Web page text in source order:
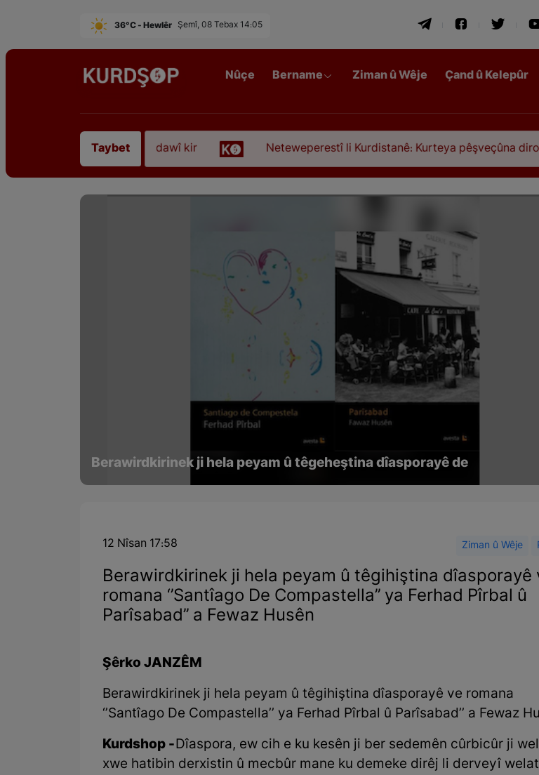
36°C - Hewlêr Şemî, 08 Tebax 14:05
Nûçe Bername Ziman û Wêje Çand û Kelepûr
Taybet
Sofyanî” koça dawî kir Neteweperestî li Kurdistanê: Kurteya pêşveçûna dirokî û
Berawirdkirinek ji hela peyam û têgeheştina dîasporayê de
12 Nîsan 17:58 Ziman û Wêje
Berawirdkirinek ji hela peyam û têgihiştina dîasporayê
romana ‘’Santîago De Compastella’’ ya Ferhad Pîrbal û
Parîsabad’’ a Fewaz Husên
Şêrko JANZÊM
Berawirdkirinek ji hela peyam û têgihiştina dîasporayê ve romana
‘’Santîago De Compastella’’ ya Ferhad Pîrbal û Parîsabad’’ a Fewaz
Kurdshop -Dîaspora, ew cih e ku kesên ji ber sedemên cûrbicûr ji
xwe hatibin derxistin û mecbûr mane ku demeke dirêj li derveyî